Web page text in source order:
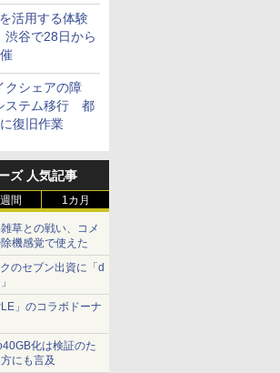
活用する体験
渋谷で28日から
クシェアの障
ステム移行 都
復旧作業
ズ 人気記事
間 1カ月
草との戦い、コメ
機感覚で使えた
のセブン出資に「d
」のコラボドーナ
化は検証のた
にも言及